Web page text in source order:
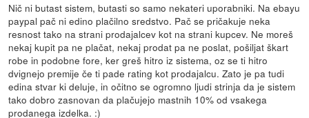
Nič ni butast sistem, butasti so samo nekateri uporabniki. Na ebayu
paypal pač ni edino plačilno sredstvo. Pač se pričakuje neka
resnost tako na strani prodajalcev kot na strani kupcev. Ne moreš
nekaj kupit pa ne plačat, nekaj prodat pa ne poslat, pošiljat škart
robe in podobne fore, ker greš hitro iz sistema, oz se ti hitro
dvignejo premije če ti pade rating kot prodajalcu. Zato je pa tudi
edina stvar ki deluje, in očitno se ogromno ljudi strinja da je sistem
tako dobro zasnovan da plačujejo mastnih 10% od vsakega
prodanega izdelka. :)